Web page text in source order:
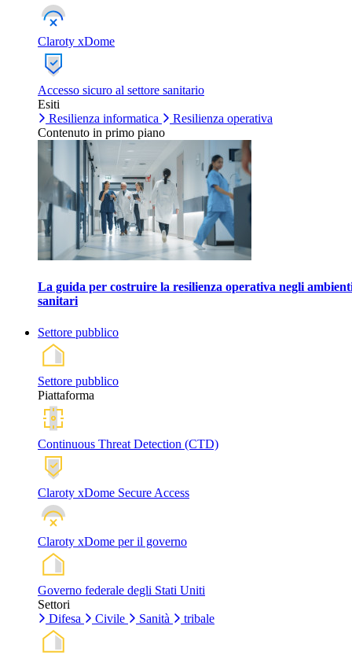
Claroty xDome
Accesso sicuro al settore sanitario
Esiti
Resilienza informatica
Resilienza operativa
Contenuto in primo piano
La guida per costruire la resilienza operativa negli
sanitari
Settore pubblico
Settore pubblico
Piattaforma
Continuous Threat Detection (CTD)
Claroty xDome Secure Access
Claroty xDome per il governo
Governo federale degli Stati Uniti
Settori
Difesa
Civile Sanità tribale